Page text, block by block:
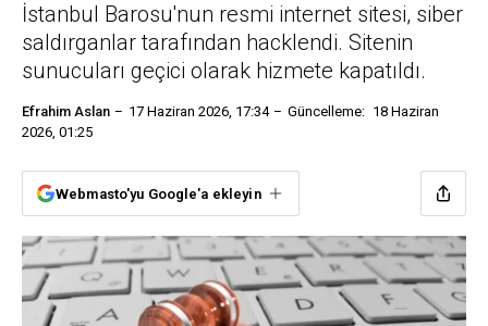
İstanbul Barosu'nun resmi internet sitesi, siber
saldırganlar tarafından hacklendi. Sitenin
sunucuları geçici olarak hizmete kapatıldı.
Efrahim Aslan 17 Haziran 2026, 17:34 Güncelleme: 18 Haziran
2026, 01:25
Webmasto'yu Google'a ekleyin